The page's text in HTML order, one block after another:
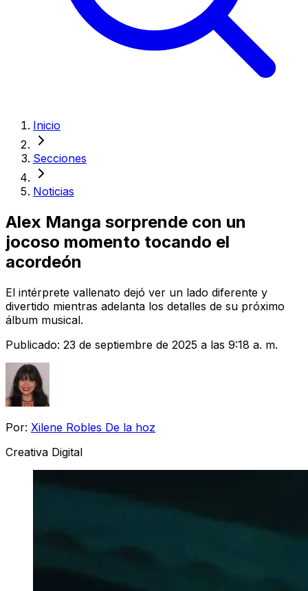
Inicio
Secciones
Noticias
Alex Manga sorprende con un
jocoso momento tocando el
acordeón
El intérprete vallenato dejó ver un lado diferente y
divertido mientras adelanta los detalles de su próximo
álbum musical.
Publicado: 23 de septiembre de 2025 a las 9:18 a. m.
Por: Xilene Robles De la hoz
Creativa Digital